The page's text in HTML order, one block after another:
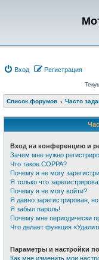
Вход Регистрация
Список форумов Часто
Вход на конференцию и
Зачем мне нужно
Что такое COPPA?
Почему я не могу
Я только что
Почему я не могу войти?
Я давно зарегистрирован,
Я забыл пароль!
Почему мне периодически
Что делает функция
Параметры и настройки
Как мне изменить мои